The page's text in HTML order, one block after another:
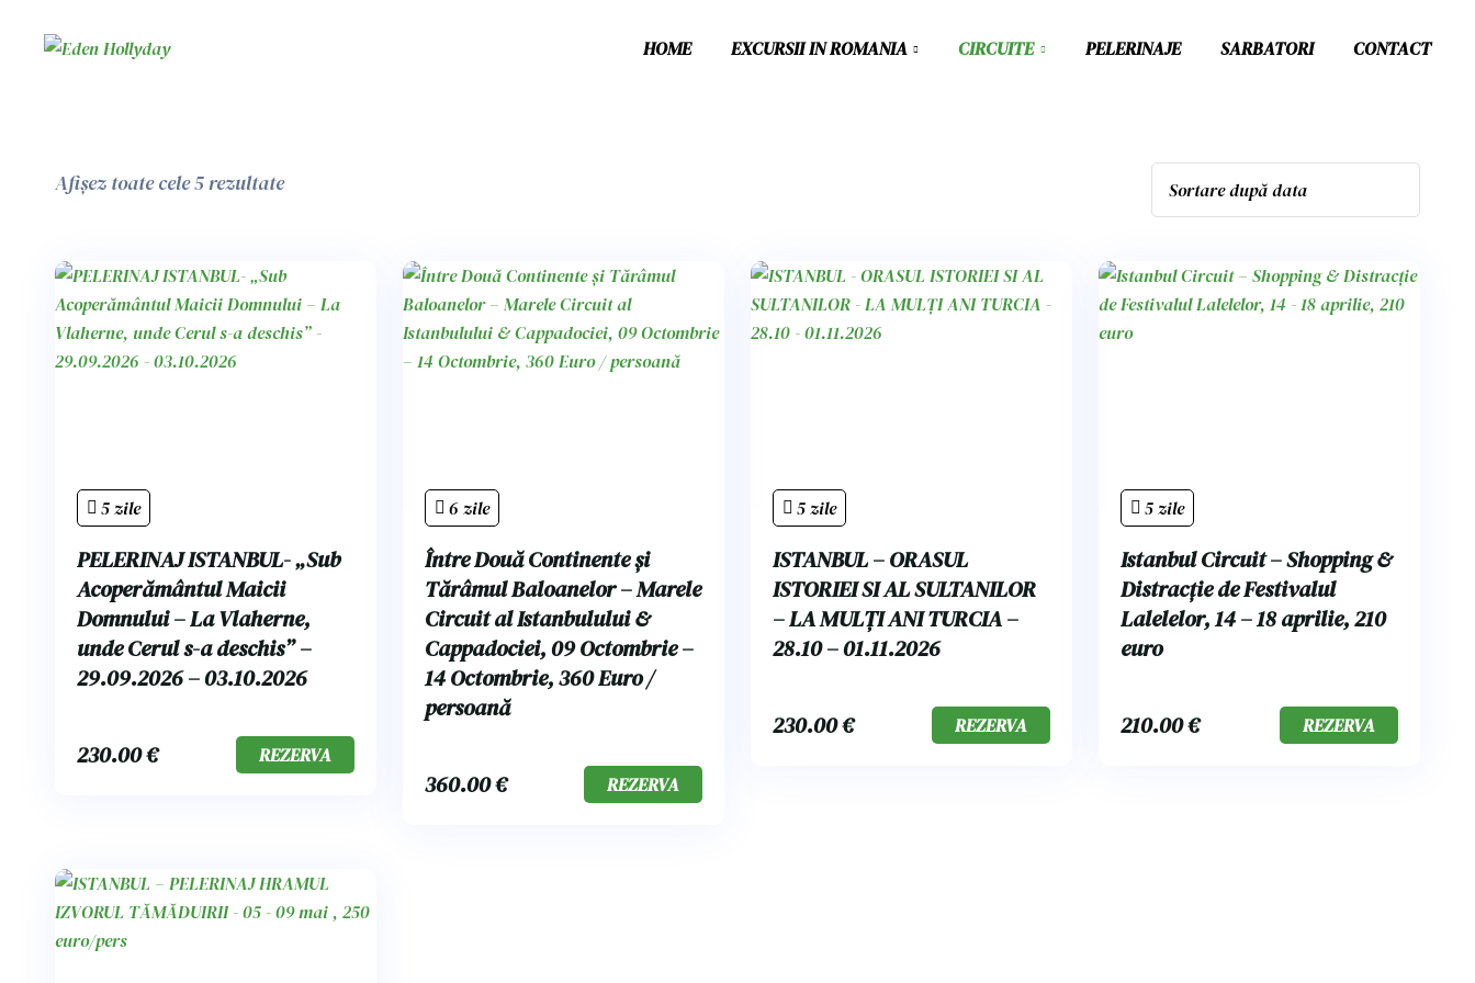
HOME EXCURSII IN ROMANIA CIRCUITE PELERINAJE SARBATORI CONTACT
Afișez toate cele 5 rezultate
5 zile
PELERINAJ ISTANBUL- „Sub
Acoperământul Maicii
Domnului – La Vlaherne,
unde Cerul s-a deschis” –
29.09.2026 – 03.10.2026
230.00€ REZERVA
6 zile
Între Două Continente și
Tărâmul Baloanelor – Marele
Circuit al Istanbulului &
Cappadociei, 09 Octombrie –
14 Octombrie, 360 Euro /
persoană
360.00€ REZERVA
5 zile
ISTANBUL – ORASUL
ISTORIEI SI AL SULTANILOR
– LA MULȚI ANI TURCIA –
28.10 – 01.11.2026
230.00€ REZERVA
5 zile
Istanbul Circuit – Shopping &
Distracție de Festivalul
Lalelelor, 14 – 18 aprilie, 210
euro
210.00€ REZERVA